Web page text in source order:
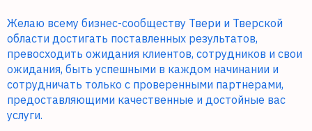
Желаю всему бизнес-сообществу Твери и Тверской
области достигать поставленных результатов,
превосходить ожидания клиентов, сотрудников и свои
ожидания, быть успешными в каждом начинании и
сотрудничать только с проверенными партнерами,
предоставляющими качественные и достойные вас
услуги.